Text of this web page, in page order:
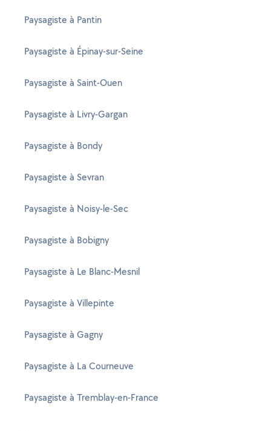
Paysagiste à Pantin
Paysagiste à Épinay-sur-Seine
Paysagiste à Saint-Ouen
Paysagiste à Livry-Gargan
Paysagiste à Bondy
Paysagiste à Sevran
Paysagiste à Noisy-le-Sec
Paysagiste à Bobigny
Paysagiste à Le Blanc-Mesnil
Paysagiste à Villepinte
Paysagiste à Gagny
Paysagiste à La Courneuve
Paysagiste à Tremblay-en-France